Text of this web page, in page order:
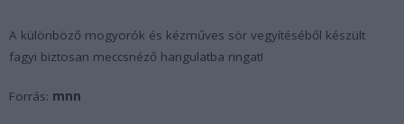
A különböző mogyorók és kézműves sör vegyítéséből készült
fagyi biztosan meccsnéző hangulatba ringat!
Forrás: mnn